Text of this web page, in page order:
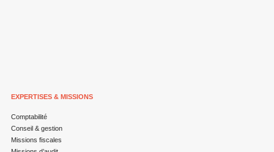
EXPERTISES & MISSIONS
Comptabilité
Conseil & gestion
Missions fiscales